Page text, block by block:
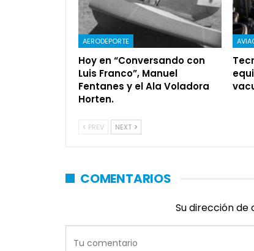
AERODEPORTE
Hoy en “Conversando con
Luis Franco”, Manuel
Fentanes y el Ala Voladora
Horten.
PREV NEXT
COMENTARIOS
Su dirección